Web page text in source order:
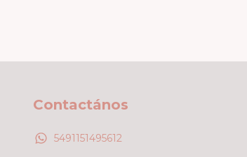
Contactános
5491151495612